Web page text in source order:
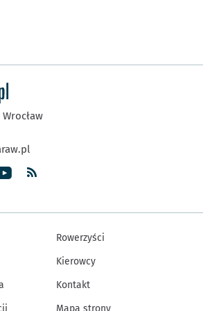
Wrocław
Rowerzyści
Kierowcy
Kontakt
Mapa strony